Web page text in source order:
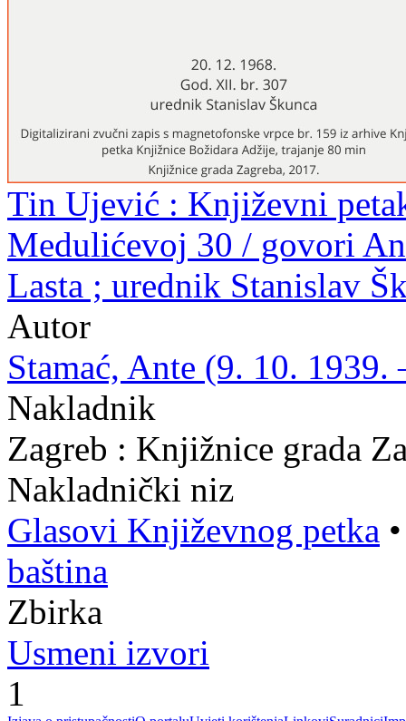
Tin Ujević : Književni
Medulićevoj 30 / govori
Lasta ; urednik Stanislav
Autor
Stamać, Ante (9. 10. 1939.
Nakladnik
Zagreb : Knjižnice grada
Nakladnički niz
Glasovi Književnog petka
baština
Zbirka
Usmeni izvori
1